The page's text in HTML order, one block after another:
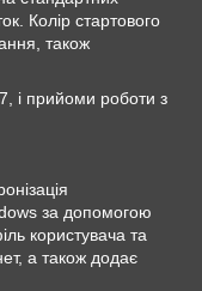
Колір стартового
також
і прийоми роботи з
за допомогою
користувача та
а також додає